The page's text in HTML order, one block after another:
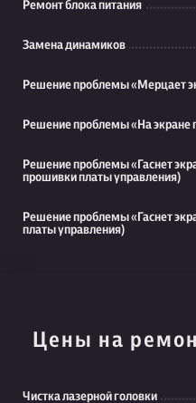
Ремонт блока питания
Замена динамиков
Решение проблемы «Мерцает
Решение проблемы «На экране
Решение проблемы «Гаснет
прошивки платы управления)
Решение проблемы «Гаснет
платы управления)
Цены на
Чистка лазерной головки